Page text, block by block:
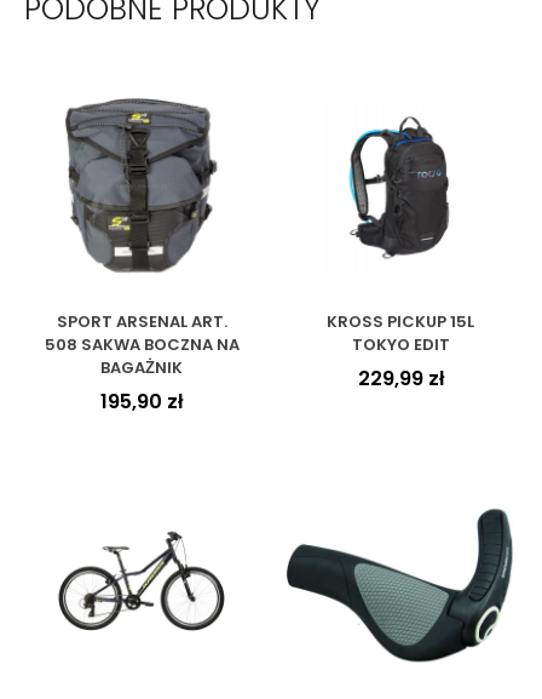
PODOBNE PRODUKTY
SPORT ARSENAL ART.
508 SAKWA BOCZNA NA
BAGAŻNIK
195,90 zł
KROSS PICKUP 15L
TOKYO EDIT
229,99 zł